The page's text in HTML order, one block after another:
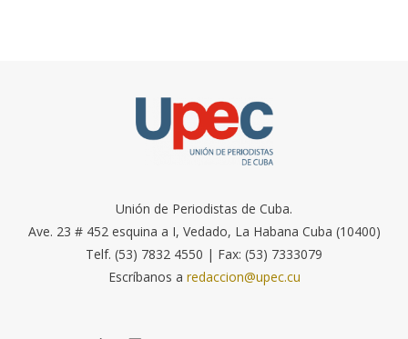
Unión de Periodistas de Cuba.
Ave. 23 # 452 esquina a I, Vedado, La Habana Cuba (10400)
Telf. (53) 7832 4550 | Fax: (53) 7333079
Escríbanos a redaccion@upec.cu